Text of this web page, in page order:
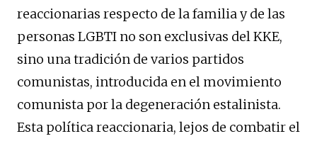
reaccionarias respecto de la familia y de las
personas LGBTI no son exclusivas del KKE,
sino una tradición de varios partidos
comunistas, introducida en el movimiento
comunista por la degeneración estalinista.
Esta política reaccionaria, lejos de combatir el